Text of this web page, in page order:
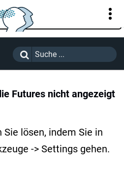
Futures nicht angezeigt
Sie lösen, indem Sie in
-> Settings gehen.